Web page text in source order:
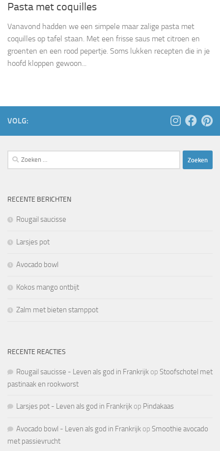
Pasta met coquilles
Vanavond hadden we een simpele maar zalige pasta met
coquilles op tafel staan. Met een frisse saus met citroen en
groenten en een rood pepertje. Soms lukken recepten die in je
hoofd kloppen gewoon...
VOLG:
Zoeken
naar:
RECENTE BERICHTEN
Rougail saucisse
Larsjes pot
Avocado bowl
Kokos mango ontbijt
Zalm met bieten stamppot
RECENTE REACTIES
Rougail saucisse - Leven als god in Frankrijk op Stoofschotel met
pastinaak en rookworst
Larsjes pot - Leven als god in Frankrijk op Pindakaas
Avocado bowl - Leven als god in Frankrijk op Smoothie avocado
met passievrucht